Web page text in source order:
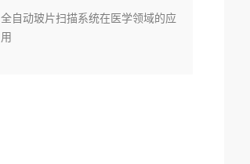
全自动玻片扫描系统在医学领域的应
用